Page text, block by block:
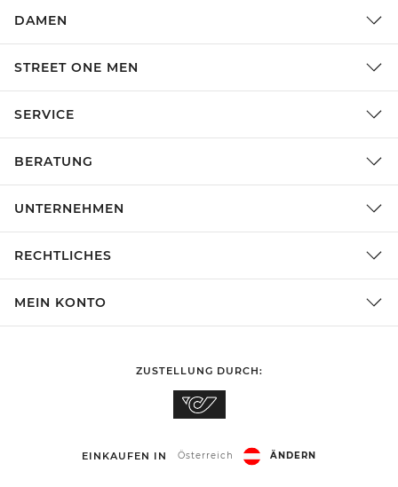
DAMEN
STREET ONE MEN
SERVICE
BERATUNG
UNTERNEHMEN
RECHTLICHES
MEIN KONTO
ZUSTELLUNG DURCH:
EINKAUFEN IN Österreich ÄNDERN